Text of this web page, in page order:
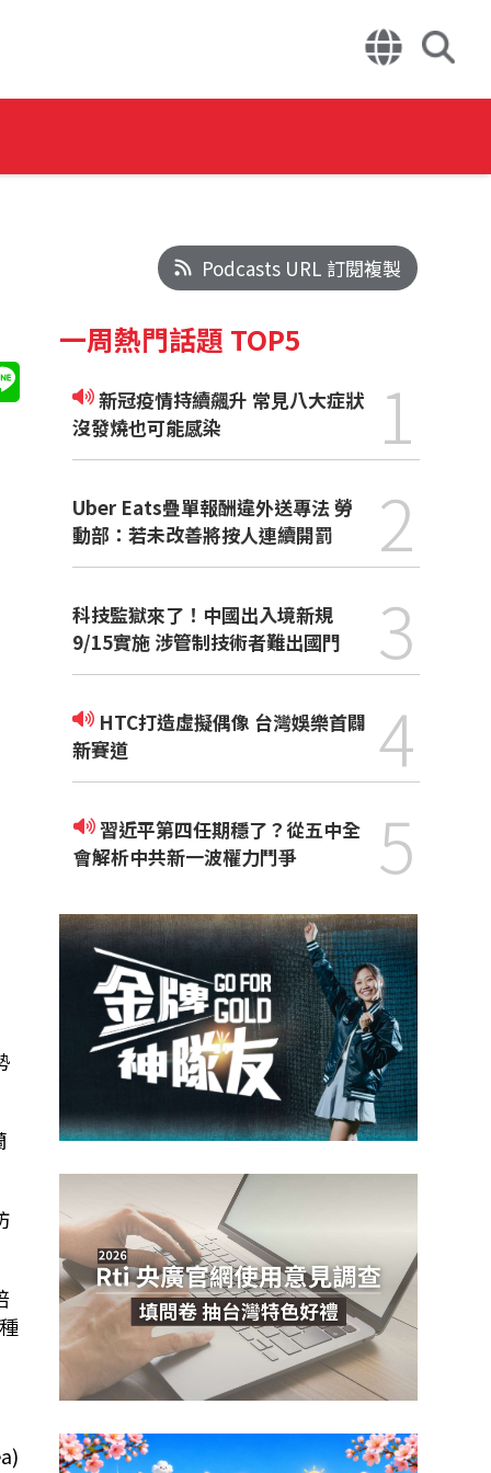
Podcasts URL 訂閱複製
一周熱門話題 TOP5
新冠疫情持續飆升 常見八大症狀
沒發燒也可能感染
1
Uber Eats疊單報酬違外送專法 勞
動部：若未改善將按人連續開罰
2
科技監獄來了！中國出入境新規
9/15實施 涉管制技術者難出國門
3
新賽道
4
習近平第四任期穩了？從五中全
會解析中共新一波權力鬥爭
5